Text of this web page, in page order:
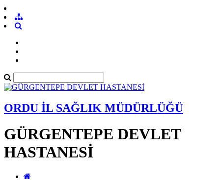
ORDU İL SAĞLIK MÜDÜRLÜĞÜ
GÜRGENTEPE DEVLET
HASTANESİ